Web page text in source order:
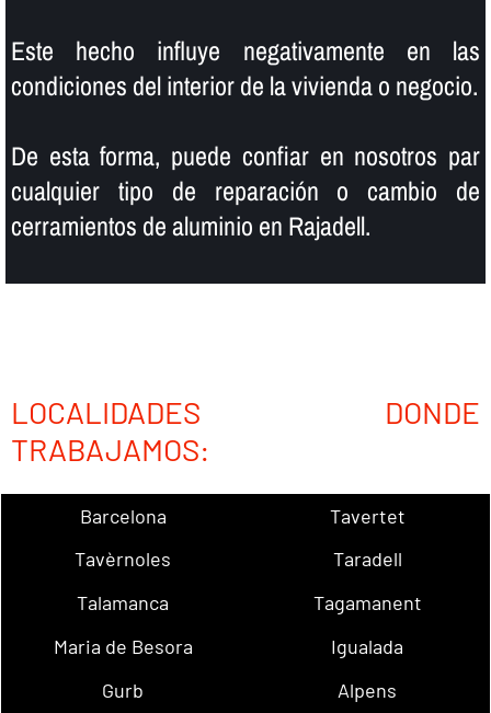
Este hecho influye negativamente en las
condiciones del interior de la vivienda o negocio.
De esta forma, puede confiar en nosotros par
cualquier tipo de reparación o cambio de
cerramientos de aluminio en Rajadell.
LOCALIDADES DONDE
TRABAJAMOS:
Barcelona
Tavertet
Tavèrnoles
Taradell
Talamanca
Tagamanent
Maria de Besora
Igualada
Gurb
Alpens